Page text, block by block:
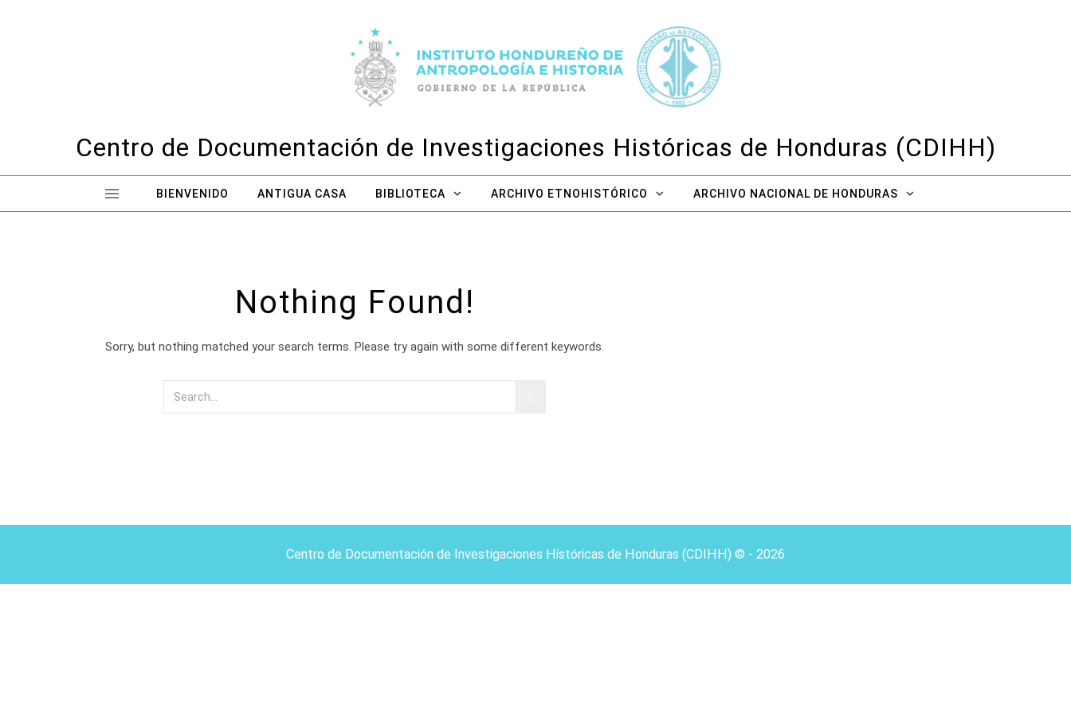
Centro de Documentación de Investigaciones Históricas de Honduras (CDIHH)
BIENVENIDO ANTIGUA CASA BIBLIOTECA ARCHIVO ETNOHISTÓRICO ARCHIVO NACIONAL DE HONDURAS
Nothing Found!
Sorry, but nothing matched your search terms. Please try again with some different keywords.
Centro de Documentación de Investigaciones Históricas de Honduras (CDIHH) © - 2026